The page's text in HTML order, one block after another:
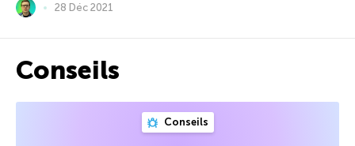
28 Déc 2021
Conseils
Conseils